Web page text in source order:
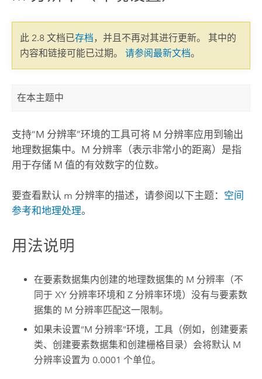
此 2.8 文档已存档，并且不再对其进行更新。 其中的
内容和链接可能已过期。 请参阅最新文档。
在本主题中
支持“M 分辨率”环境的工具可将 M 分辨率应用到输出
地理数据集中。M 分辨率（表示非常小的距离）是指
用于存储 M 值的有效数字的位数。
要查看默认 m 分辨率的描述，请参阅以下主题： 空间
参考和地理处理。
用法说明
在要素数据集内创建的地理数据集的 M 分辨率（不
同于 XY 分辨率环境和 Z 分辨率环境）没有与要素数
据集的 M 分辨率匹配这一限制。
如果未设置“M 分辨率”环境，工具（例如，创建要素
类、创建要素数据集和创建栅格目录）会将默认 M
分辨率设置为 0.0001 个单位。